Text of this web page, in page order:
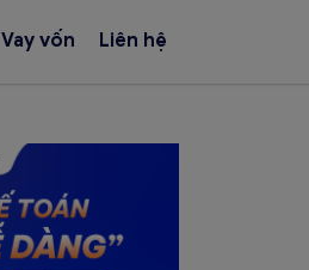
Vay vốn Liên hệ